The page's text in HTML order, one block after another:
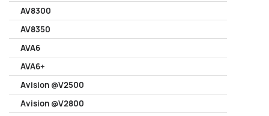
AV8300
AV8350
AVA6
AVA6+
Avision @V2500
Avision @V2800